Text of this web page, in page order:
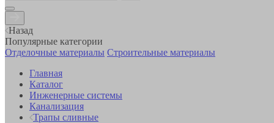
Назад
Популярные категории
Отделочные материалы Строительные материалы
Главная
Каталог
Инженерные системы
Канализация
Трапы сливные